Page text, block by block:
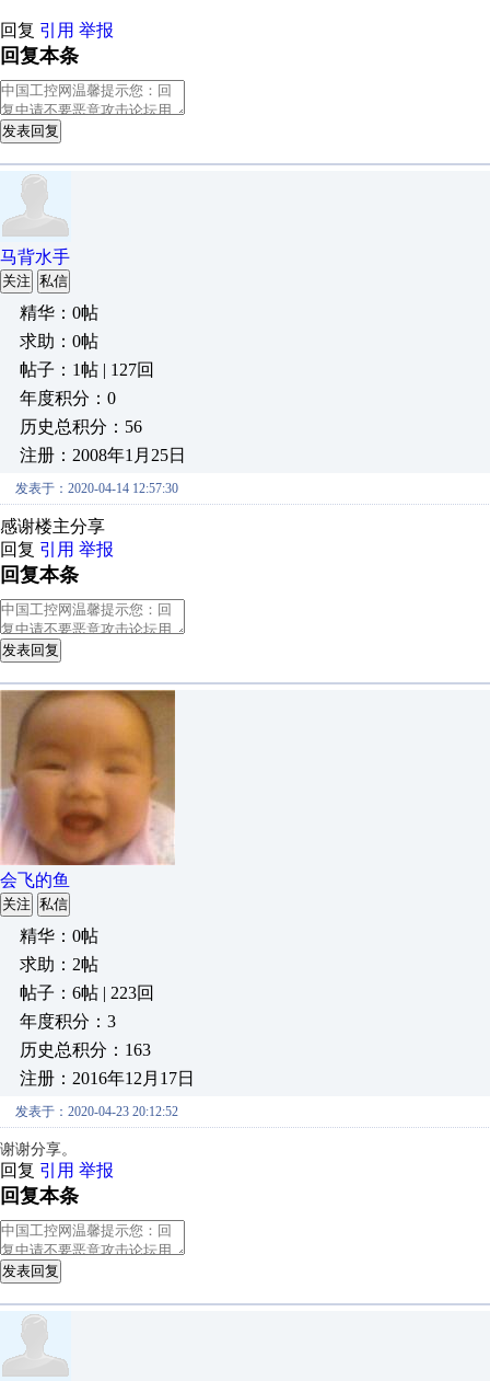
回复 引用 举报
回复本条
发表回复
马背水手
关注 私信
精华：0帖
求助：0帖
帖子：1帖 | 127回
年度积分：0
历史总积分：56
注册：2008年1月25日
发表于：2020-04-14 12:57:30
感谢楼主分享
回复 引用 举报
回复本条
发表回复
会飞的鱼
关注 私信
精华：0帖
求助：2帖
帖子：6帖 | 223回
年度积分：3
历史总积分：163
注册：2016年12月17日
发表于：2020-04-23 20:12:52
谢谢分享。
回复 引用 举报
回复本条
发表回复